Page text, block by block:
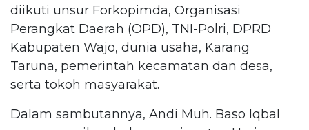
diikuti unsur Forkopimda, Organisasi
Perangkat Daerah (OPD), TNI-Polri, DPRD
Kabupaten Wajo, dunia usaha, Karang
Taruna, pemerintah kecamatan dan desa,
serta tokoh masyarakat.
Dalam sambutannya, Andi Muh. Baso Iqbal